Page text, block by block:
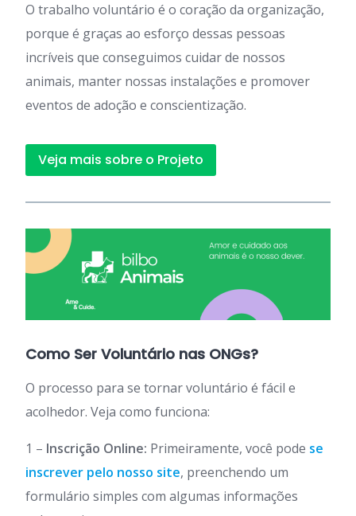
O trabalho voluntário é o coração da organização,
porque é graças ao esforço dessas pessoas
incríveis que conseguimos cuidar de nossos
animais, manter nossas instalações e promover
eventos de adoção e conscientização.
Veja mais sobre o Projeto
Como Ser Voluntário nas ONGs?
O processo para se tornar voluntário é fácil e
acolhedor. Veja como funciona:
1 – Inscrição Online: Primeiramente, você pode se
inscrever pelo nosso site, preenchendo um
formulário simples com algumas informações